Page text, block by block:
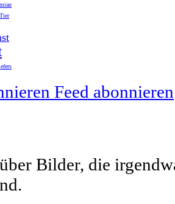
Tier
Feed abonnieren
Bilder, die